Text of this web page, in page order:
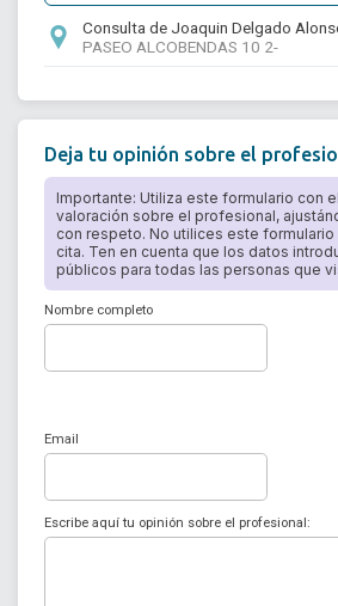
Consulta de Joaquin Delgado
PASEO ALCOBENDAS 10 2-
Deja tu opinión sobre el
Importante: Utiliza este formulario con
valoración sobre el profesional,
con respeto. No utilices este formulario
cita. Ten en cuenta que los datos
públicos para todas las personas que
Nombre completo
Email
Escribe aquí tu opinión sobre el profesional: